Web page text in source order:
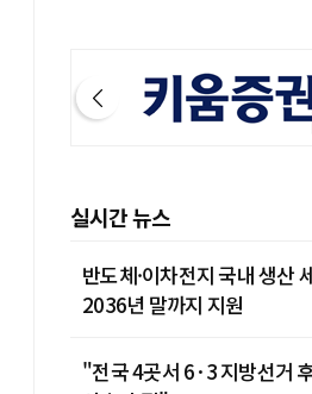
실시간 뉴스
반도체·이차전지 국내 생산
2036년 말까지 지원
"전국 4곳서 6·3 지방선거